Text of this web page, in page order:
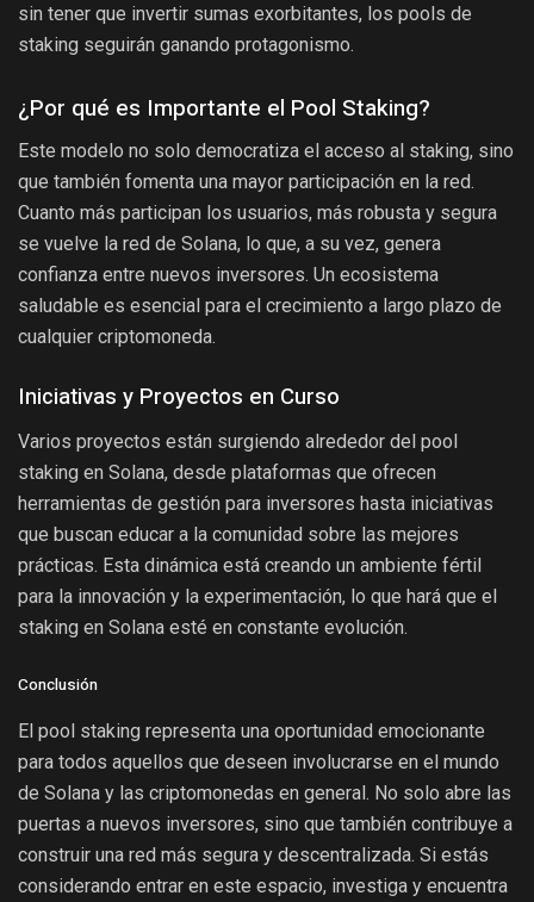
sin tener que invertir sumas exorbitantes, los pools de
staking seguirán ganando protagonismo.
¿Por qué es Importante el Pool Staking?
Este modelo no solo democratiza el acceso al staking, sino
que también fomenta una mayor participación en la red.
Cuanto más participan los usuarios, más robusta y segura
se vuelve la red de Solana, lo que, a su vez, genera
confianza entre nuevos inversores. Un ecosistema
saludable es esencial para el crecimiento a largo plazo de
cualquier criptomoneda.
Iniciativas y Proyectos en Curso
Varios proyectos están surgiendo alrededor del pool
staking en Solana, desde plataformas que ofrecen
herramientas de gestión para inversores hasta iniciativas
que buscan educar a la comunidad sobre las mejores
prácticas. Esta dinámica está creando un ambiente fértil
para la innovación y la experimentación, lo que hará que el
staking en Solana esté en constante evolución.
Conclusión
El pool staking representa una oportunidad emocionante
para todos aquellos que deseen involucrarse en el mundo
de Solana y las criptomonedas en general. No solo abre las
puertas a nuevos inversores, sino que también contribuye a
construir una red más segura y descentralizada. Si estás
considerando entrar en este espacio, investiga y encuentra